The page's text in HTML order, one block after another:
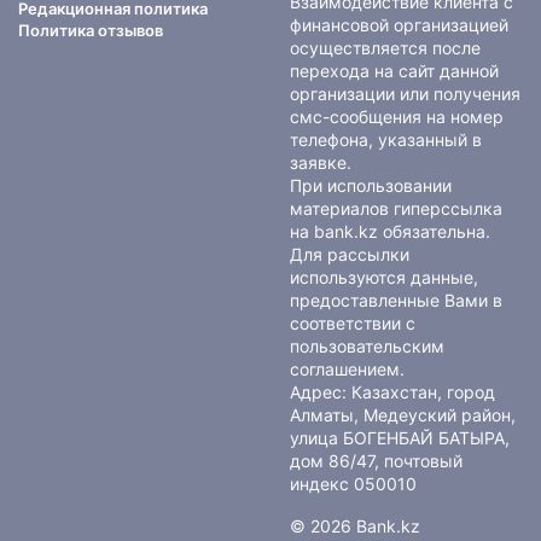
Редакционная политика
Политика отзывов
финансовой организацией
осуществляется после
перехода на сайт данной
организации или получения
смс-сообщения на номер
телефона, указанный в
заявке.
При использовании
материалов гиперссылка
на bank.kz обязательна.
Для рассылки
используются данные,
предоставленные Вами в
соответствии с
пользовательским
соглашением.
Адрес: Казахстан, город
Алматы, Медеуский район,
улица БОГЕНБАЙ БАТЫРА,
дом 86/47, почтовый
индекс 050010
© 2026 Bank.kz